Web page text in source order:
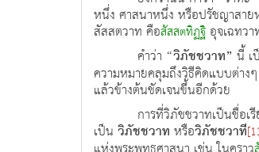
หนึ่ง ศาสนาหนึ่ง หรือปรัชญาสา
สัสสตวาท คือสัสสตทิฏฐิอุจเฉทว
คำว่า “วิภัชชวาท” นี้ เ
ความหมายคลุมถึงวิธีคิดแบบต่าง
แล้วข้างต้นชัดเจนขึ้นอีกด้วย
การที่วิภัชชวาทเป็นชื่อเ
เป็น วิภัชชวาท หรือวิภัชชวาที